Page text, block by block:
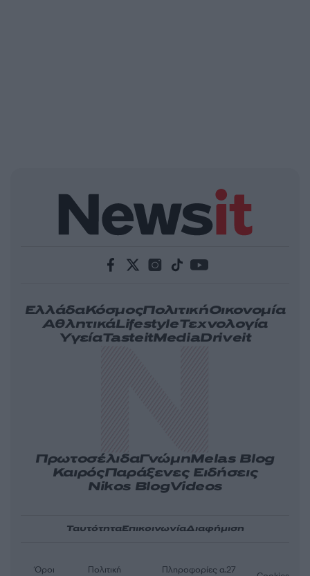
ΕλλάδαΚόσμοςΠολιτικήΟικονομία
ΑθλητικάLifestyleΤεχνολογία
ΥγείαTasteitMediaDriveit
ΠρωτοσέλιδαΓνώμηMelas Blog
ΚαιρόςΠαράξενες Ειδήσεις
Nikos BlogVideos
ΤαυτότηταΕπικοινωνίαΔιαφήμιση
Όροι Πολιτική Πληροφορίες α.27